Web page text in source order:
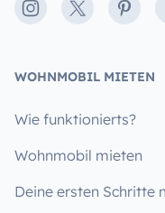
Instagram
X
WOHNMOBIL MIETEN
Wie funktionierts?
Wohnmobil mieten
Deine ersten Schritte